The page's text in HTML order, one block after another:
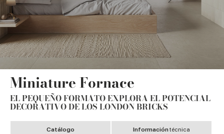
Miniature Fornace
EL PEQUEÑO FORMATO EXPLORA EL POTENCIAL
DECORATIVO DE LOS LONDON BRICKS
Catálogo Informacióntécnica